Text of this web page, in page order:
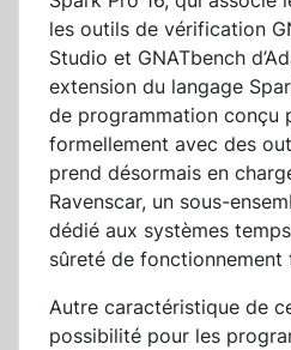
les outils de vérification
Studio et GNATbench
extension du langage
de programmation conçu
formellement avec des
prend désormais en
Ravenscar, un sous-
dédié aux systèmes
sûreté de fonctionnement
Autre caractéristique de
possibilité pour les